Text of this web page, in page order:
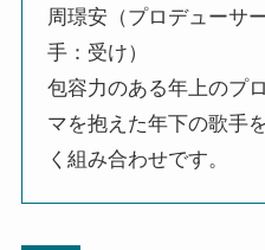
周璟安（プロデューサ
手：受け）
包容力のある年上のプ
マを抱えた年下の歌手
く組み合わせです。